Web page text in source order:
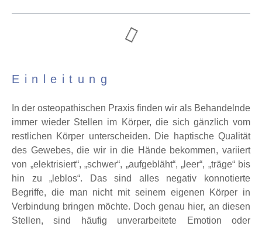
Einleitung
In der osteopathischen Praxis finden wir als Behandelnde
immer wieder Stellen im Körper, die sich gänzlich vom
restlichen Körper unterscheiden. Die haptische Qualität
des Gewebes, die wir in die Hände bekommen, variiert
von „elektrisiert“, „schwer“, „aufgebläht“, „leer“, „träge“ bis
hin zu „leblos“. Das sind alles negativ konnotierte
Begriffe, die man nicht mit seinem eigenen Körper in
Verbindung bringen möchte. Doch genau hier, an diesen
Stellen, sind häufig unverarbeitete Emotion oder